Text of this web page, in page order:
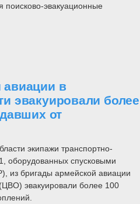
поисково-эвакуационные
в
эвакуировали более
от
экипажи транспортно-
оборудованных спусковыми
из бригады армейской авиации
эвакуировали более 100